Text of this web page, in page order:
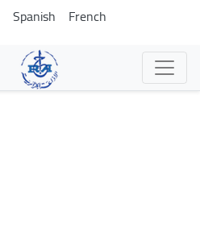
Skip
to
main
content
Spanish French